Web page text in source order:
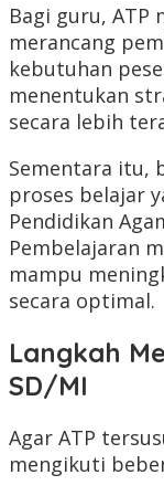
Bagi guru, ATP
merancang
kebutuhan
menentukan
secara lebih
Sementara itu,
proses belajar
Pendidikan
Pembelajaran
mampu
secara optimal.
Langkah
SD/MI
Agar ATP
mengikuti